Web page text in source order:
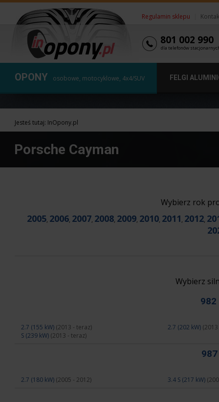
Regulamin sklepu
801 002 990
dla telefonów
OPONY osobowe, motocyklowe, 4x4/SUV FELGI
Jesteś tutaj: InOpony.pl
Porsche Cayman
Wybierz rok
2005, 2006, 2007, 2008, 2009, 2010, 2011, 2012,
Wybierz
982
2.7 (155 kW) (2013 - teraz) 2.7 (202 kW)
S (239 kW) (2013 - teraz)
2.7 (180 kW) (2005 - 2012) 3.4 S (217 kW)